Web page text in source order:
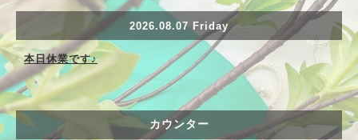
2026.08.07 Friday
本日休業です♪
カウンター